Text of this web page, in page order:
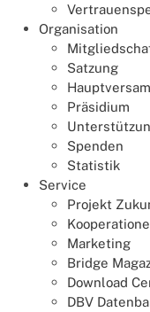
Organisation
Satzung
Präsidium
Spenden
Statistik
Service
Projekt
Marketing
Bridge
Download
DBV
Open Paar
Meisterschaften
27. Juli 2026
Open Paar Liga
vom 17. bis 18.